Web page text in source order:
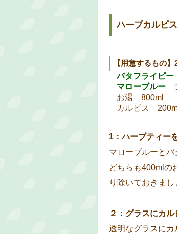
ハーブカルピ
【用意するもの
バタフライピー
マローブルー
お湯 800ml
カルピス
1：ハーブティー
マローブルーとバ
どちらも400mlの
り除いておきまし
２：グラスにカ
透明なグラスにカ